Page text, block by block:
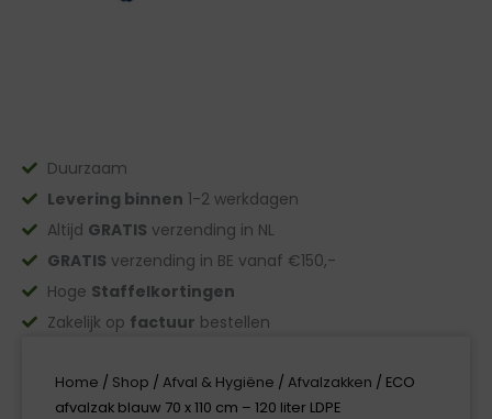
Duurzaam
Levering binnen 1-2 werkdagen
Altijd GRATIS verzending in NL
GRATIS verzending in BE vanaf €150,-
Hoge Staffelkortingen
Zakelijk op factuur bestellen
Home / Shop / Afval & Hygiëne / Afvalzakken / ECO
afvalzak blauw 70 x 110 cm – 120 liter LDPE